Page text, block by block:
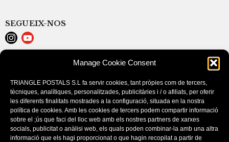
Manage Cookie Consent
TRIANGLE POSTALS S.L fa servir cookies, tant pròpies com de tercers,
tècniques, analítiques, personalitzades, publicitàries i / o afiliats, per oferir
les diferents finalitats mostrades a la configuració, situada en la nostra
política de cookies. Amb les cookies de tercers podem compartir informació
sobre el ;ús que faci del lloc web amb els nostres partners de xarxes
socials, publicitat o anàlisi web, els quals poden combinar-la amb una altra
informació que els hagi proporcionat o que hagin recopilat a partir de
SEGUEIX-NOS
COOKIE POLICY (EU)
PURCHASE CONDITIONS